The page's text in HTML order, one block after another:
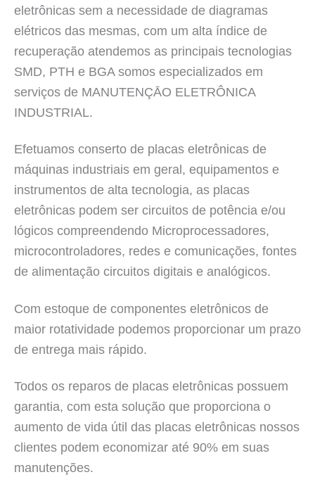
eletrônicas sem a necessidade de diagramas
elétricos das mesmas, com um alta índice de
recuperação atendemos as principais tecnologias
SMD, PTH e BGA somos especializados em
serviços de MANUTENÇĀO ELETRÔNICA
INDUSTRIAL.
Efetuamos conserto de placas eletrônicas de
máquinas industriais em geral, equipamentos e
instrumentos de alta tecnologia, as placas
eletrônicas podem ser circuitos de potência e/ou
lógicos compreendendo Microprocessadores,
microcontroladores, redes e comunicações, fontes
de alimentação circuitos digitais e analógicos.
Com estoque de componentes eletrônicos de
maior rotatividade podemos proporcionar um prazo
de entrega mais rápido.
Todos os reparos de placas eletrônicas possuem
garantia, com esta solução que proporciona o
aumento de vida útil das placas eletrônicas nossos
clientes podem economizar até 90% em suas
manutenções.